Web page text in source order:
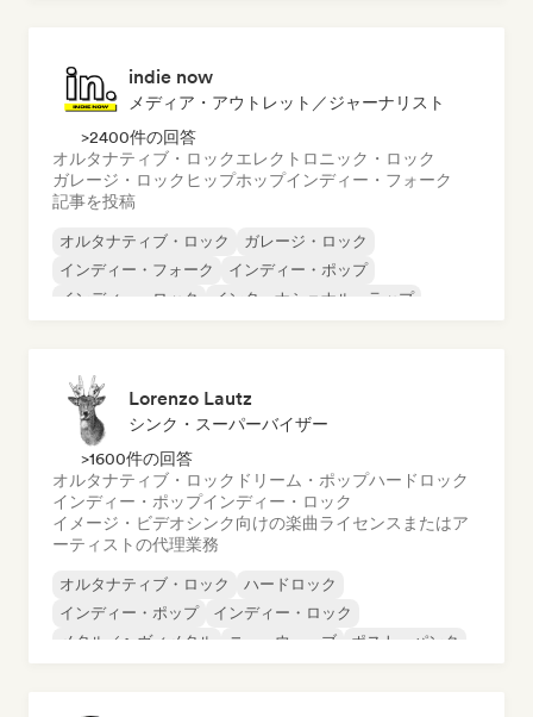
indie now
メディア・アウトレット／ジャーナリスト
>2400件の回答
オルタナティブ・ロックエレクトロニック・ロック
ガレージ・ロック ヒップホップインディー・フォーク
記事を投稿
オルタナティブ・ロック
ガレージ・ロック
インディー・フォーク
インディー・ポップ
インディー・ロック
インターナショナル・ラップ
Lorenzo Lautz
シンク・スーパーバイザー
>1600件の回答
オルタナティブ・ロック ドリーム・ポップハードロック
インディー・ポップインディー・ロック
イメージ・ビデオシンク向けの楽曲ライセンスまたはア
ーティストの代理業務
オルタナティブ・ロック
ハードロック
インディー・ポップ
インディー・ロック
メタル／ヘヴィメタル
ニューウェーブ
ポスト・パンク